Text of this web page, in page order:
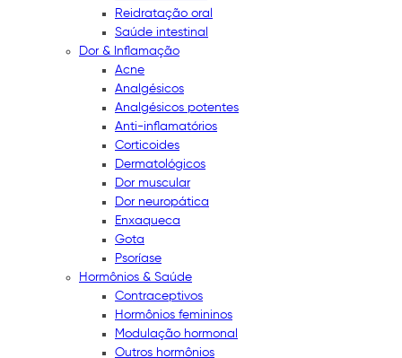
Reidratação oral
Saúde intestinal
Dor & Inflamação
Acne
Analgésicos
Analgésicos potentes
Anti-inflamatórios
Corticoides
Dermatológicos
Dor muscular
Dor neuropática
Enxaqueca
Gota
Psoríase
Hormônios & Saúde
Contraceptivos
Hormônios femininos
Modulação hormonal
Outros hormônios